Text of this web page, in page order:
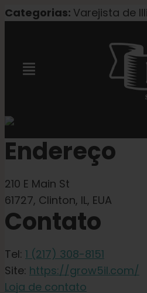
Pular
conteúdo
Categorias: Varejista de
Navegação
Sementes feminizadas
Sementes
Sementes triploides
Sementes para jardim
Endereço
210 E Main St
61727, Clinton, IL, EUA
Contato
Tel: 1 (217) 308-8151
Site: https://grow5il.com/
Loja de contato